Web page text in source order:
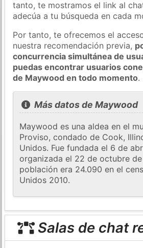
tanto, te mostramos el link al
adecúa a tu búsqueda en cada
Por tanto, te ofrecemos el
nuestra recomendación previa,
concurrencia simultánea de
puedas encontrar usuarios
de Maywood en todo momento.
Más datos de Maywood
Maywood es una aldea en el
Proviso, condado de Cook,
Unidos. Fue fundada el 6 de
organizada el 22 de octubre de
población era 24.090 en el
Unidos 2010.
Salas de chat